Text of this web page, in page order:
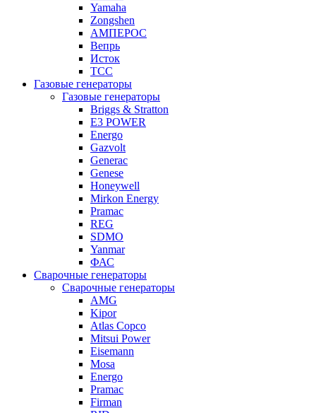
Yamaha
Zongshen
АМПЕРОС
Вепрь
Исток
ТСС
Газовые генераторы
Газовые генераторы
Briggs & Stratton
E3 POWER
Energo
Gazvolt
Generac
Genese
Honeywell
Mirkon Energy
Pramac
REG
SDMO
Yanmar
ФАС
Сварочные генераторы
Сварочные генераторы
AMG
Kipor
Atlas Copco
Mitsui Power
Eisemann
Mosa
Energo
Pramac
Firman